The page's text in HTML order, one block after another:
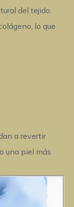
del tejido.
lo que
a revertir
una piel más